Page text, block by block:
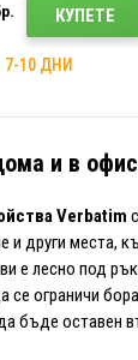
КУПЕТЕ
7-10 ДНИ
и в
Verbatim
други места,
е лесно под
се ограничи
бъде оставен